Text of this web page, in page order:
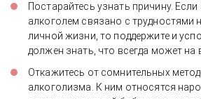
Постарайтесь узнать причину.
алкоголем связано с трудностями
личной жизни, то поддержите и
должен знать, что всегда может на
Откажитесь от сомнительных
алкоголизма. К ним относятся